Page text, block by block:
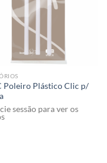
Poleiro Plástico Clic p/
sessão para ver os